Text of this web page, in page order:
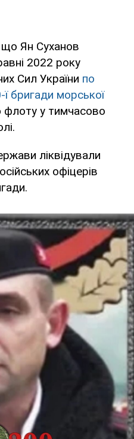
що Ян Суханов
2022 року
Сил України по
бригади морської
у тимчасово
ліквідували
офіцерів